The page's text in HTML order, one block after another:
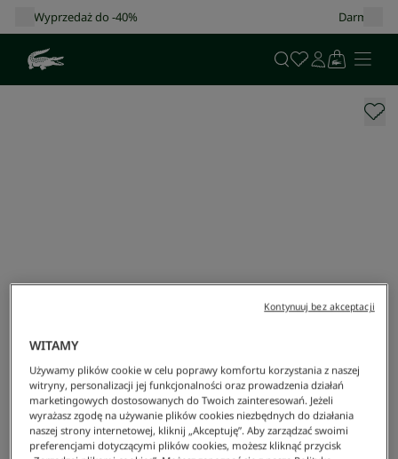
Darmowa dostawa od 400 zł!
WITAMY
Używamy plików cookie w celu poprawy komfortu korzystania z naszej
witryny, personalizacji jej funkcjonalności oraz prowadzenia działań
marketingowych dostosowanych do Twoich zainteresowań. Jeżeli
wyrażasz zgodę na używanie plików cookies niezbędnych do działania
naszej strony internetowej, kliknij „Akceptuję”. Aby zarządzać swoimi
preferencjami dotyczącymi plików cookies, możesz kliknąć przycisk
Kontynuuj bez akceptacji